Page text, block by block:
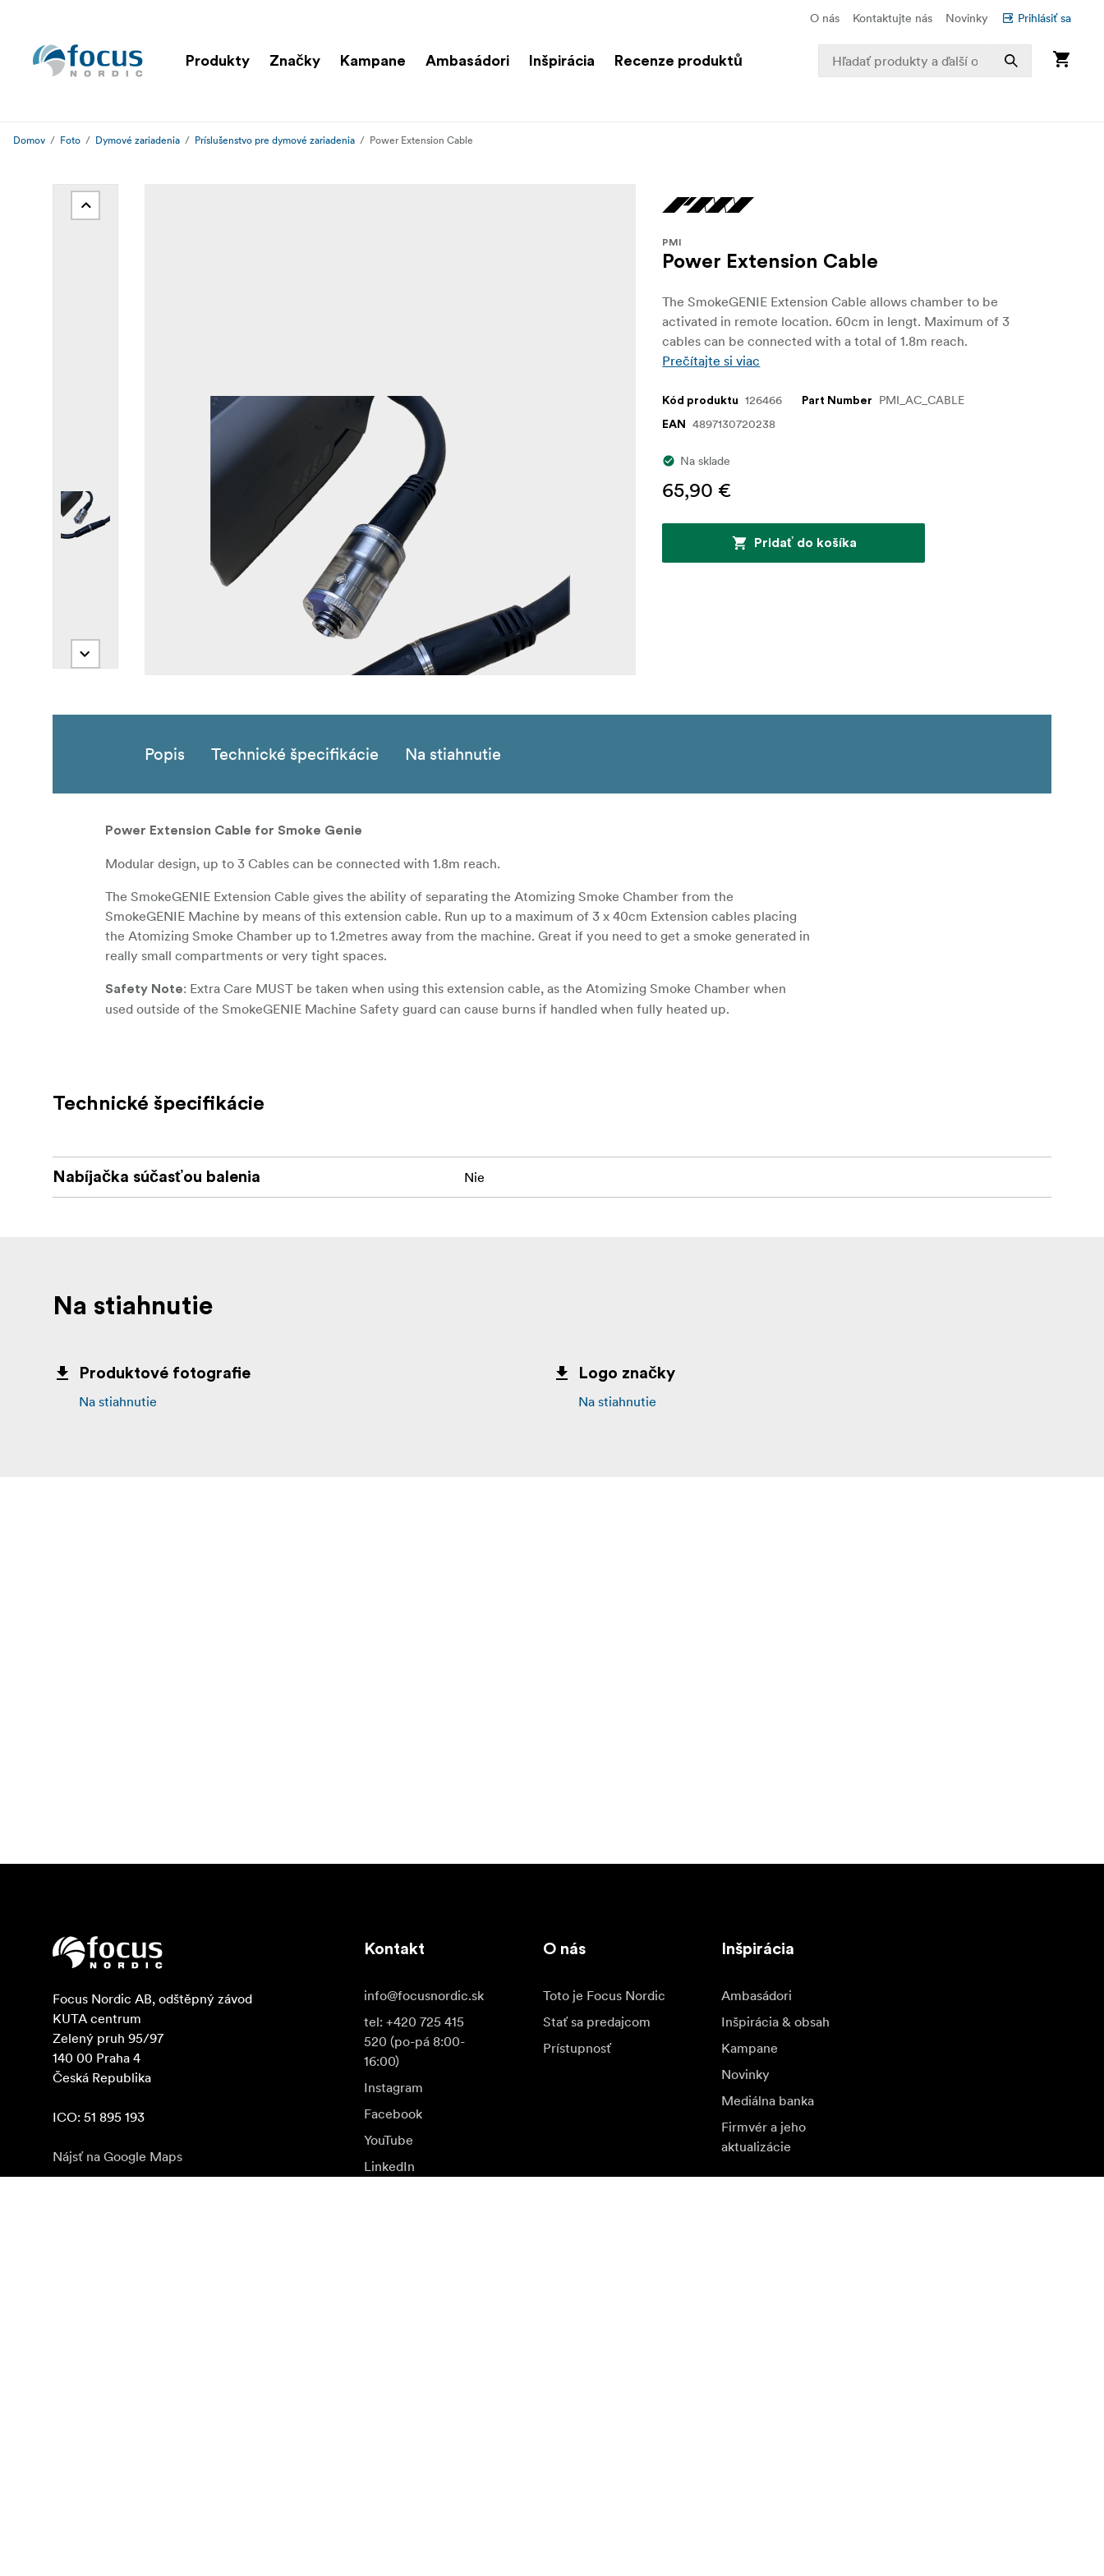
O nás Kontaktujte nás Novinky Prihlásiť sa
Produkty Značky Kampane Ambasádori Inšpirácia Recenze produktů
Domov Foto Dymové zariadenia Príslušenstvo pre dymové zariadenia Power Extension Cable
PMI
Power Extension Cable
The SmokeGENIE Extension Cable allows chamber to be
activated in remote location. 60cm in lengt. Maximum of 3
cables can be connected with a total of 1.8m reach.
Prečítajte si viac
Kód produktu 126466 Part Number PMI_AC_CABLE
EAN 4897130720238
Na sklade
65,90 €
Pridať do košíka
Popis Technické špecifikácie Na stiahnutie
Power Extension Cable for Smoke Genie
Modular design, up to 3 Cables can be connected with 1.8m reach.
The SmokeGENIE Extension Cable gives the ability of separating the Atomizing Smoke Chamber from the
SmokeGENIE Machine by means of this extension cable. Run up to a maximum of 3 x 40cm Extension cables placing
the Atomizing Smoke Chamber up to 1.2metres away from the machine. Great if you need to get a smoke generated in
really small compartments or very tight spaces.
Safety Note: Extra Care MUST be taken when using this extension cable, as the Atomizing Smoke Chamber when
used outside of the SmokeGENIE Machine Safety guard can cause burns if handled when fully heated up.
Technické špecifikácie
Nabíjačka súčasťou balenia Nie
Na stiahnutie
Produktové fotografie
Na stiahnutie
Logo značky
Na stiahnutie
Focus Nordic AB, odštěpný závod
KUTA centrum
Zelený pruh 95/97
140 00 Praha 4
Česká Republika
ICO: 51 895 193
Nájsť na Google Maps
Kontakt
info@focusnordic.sk
tel: +420 725 415
520 (po-pá 8:00-
16:00)
Instagram
Facebook
YouTube
LinkedIn
O nás
Toto je Focus Nordic
Stať sa predajcom
Prístupnosť
Inšpirácia
Ambasádori
Inšpirácia & obsah
Kampane
Novinky
Mediálna banka
Firmvér a jeho
aktualizácie